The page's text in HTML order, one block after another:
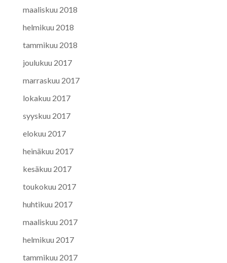
maaliskuu 2018
helmikuu 2018
tammikuu 2018
joulukuu 2017
marraskuu 2017
lokakuu 2017
syyskuu 2017
elokuu 2017
heinäkuu 2017
kesäkuu 2017
toukokuu 2017
huhtikuu 2017
maaliskuu 2017
helmikuu 2017
tammikuu 2017